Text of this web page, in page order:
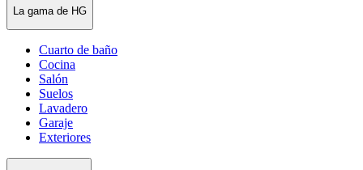
La gama de HG
Cuarto de baño
Cocina
Salón
Suelos
Lavadero
Garaje
Exteriores